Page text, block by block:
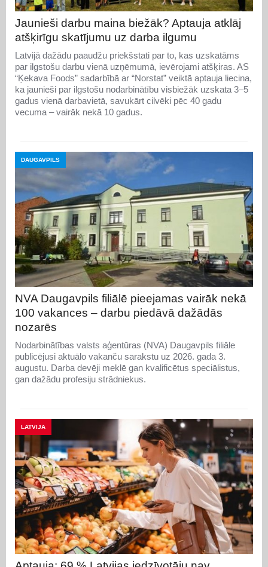
Jaunieši darbu maina biežāk? Aptauja atklāj
atšķirīgu skatījumu uz darba ilgumu
Latvijā dažādu paaudžu priekšstati par to, kas uzskatāms
par ilgstošu darbu vienā uzņēmumā, ievērojami atšķiras. AS
“Ķekava Foods” sadarbībā ar “Norstat” veiktā aptauja liecina,
ka jaunieši par ilgstošu nodarbinātību visbiežāk uzskata 3–5
gadus vienā darbavietā, savukārt cilvēki pēc 40 gadu
vecuma – vairāk nekā 10 gadus.
DAUGAVPILS
NVA Daugavpils filiālē pieejamas vairāk nekā
100 vakances – darbu piedāvā dažādās
nozarēs
Nodarbinātības valsts aģentūras (NVA) Daugavpils filiāle
publicējusi aktuālo vakanču sarakstu uz 2026. gada 3.
augustu. Darba devēji meklē gan kvalificētus speciālistus,
gan dažādu profesiju strādniekus.
LATVIJA